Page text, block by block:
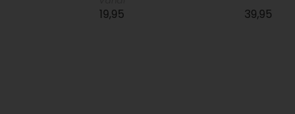
19,95 39,95